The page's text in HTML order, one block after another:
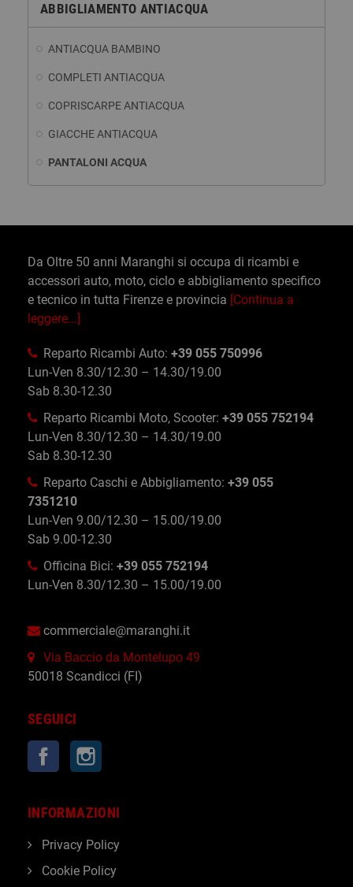
ABBIGLIAMENTO ANTIACQUA
ANTIACQUA BAMBINO
COMPLETI ANTIACQUA
COPRISCARPE ANTIACQUA
GIACCHE ANTIACQUA
PANTALONI ACQUA
Da Oltre 50 anni Maranghi si occupa di ricambi e
accessori auto, moto, ciclo e abbigliamento specifico
e tecnico in tutta Firenze e provincia [Continua a
leggere...]
Reparto Ricambi Auto: +39 055 750996
Lun-Ven 8.30/12.30 – 14.30/19.00
Sab 8.30-12.30
Reparto Ricambi Moto, Scooter: +39 055 752194
Lun-Ven 8.30/12.30 – 14.30/19.00
Sab 8.30-12.30
Reparto Caschi e Abbigliamento: +39 055
7351210
Lun-Ven 9.00/12.30 – 15.00/19.00
Sab 9.00-12.30
Officina Bici: +39 055 752194
Lun-Ven 8.30/12.30 – 15.00/19.00
commerciale@maranghi.it
Via Baccio da Montelupo 49
50018 Scandicci (FI)
SEGUICI
Facebook
INFORMAZIONI
Privacy Policy
Cookie Policy